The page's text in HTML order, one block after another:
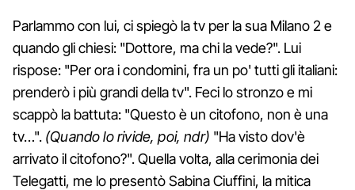
Parlammo con lui, ci spiegò la tv per la sua Milano 2 e
quando gli chiesi: "Dottore, ma chi la vede?". Lui
rispose: "Per ora i condomini, fra un po' tutti gli italiani:
prenderò i più grandi della tv". Feci lo stronzo e mi
scappò la battuta: "Questo è un citofono, non è una
tv…". (Quando lo rivide, poi, ndr) "Ha visto dov'è
arrivato il citofono?". Quella volta, alla cerimonia dei
Telegatti, me lo presentò Sabina Ciuffini, la mitica